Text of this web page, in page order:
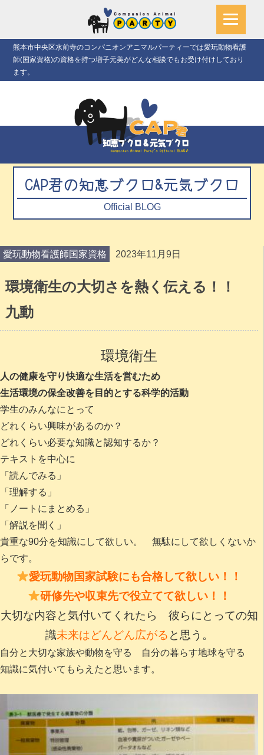
熊本市中央区水前寺のコンパニオンアニマルパーティーでは愛玩動物看護
師(国家資格)の資格を持つ増子元美がどんな相談でもお受け付けしており
ます。
CAP君の知恵ブクロ&元気ブクロ
Official BLOG
愛玩動物看護師国家資格 2023年11月9日
環境衛生の大切さを熱く伝える！！
九動
環境衛生
人の健康を守り快適な生活を営むため
生活環境の保全改善を目的とする科学的活動
学生のみんなにとって
どれくらい興味があるのか？
どれくらい必要な知識と認知するか？
テキストを中心に
「読んでみる」
「理解する」
「ノートにまとめる」
「解説を聞く」
貴重な90分を知識にして欲しい。 無駄にして欲しくないか
らです。
愛玩動物国家試験にも合格して欲しい！！
研修先や収束先で役立てて欲しい！！
大切な内容と気付いてくれたら 彼らにとっての知
識未来はどんどん広がる と思う。
自分と大切な家族や動物を守る 自分の暮らす地球を守る
知識に気付いてもらえたと思います。